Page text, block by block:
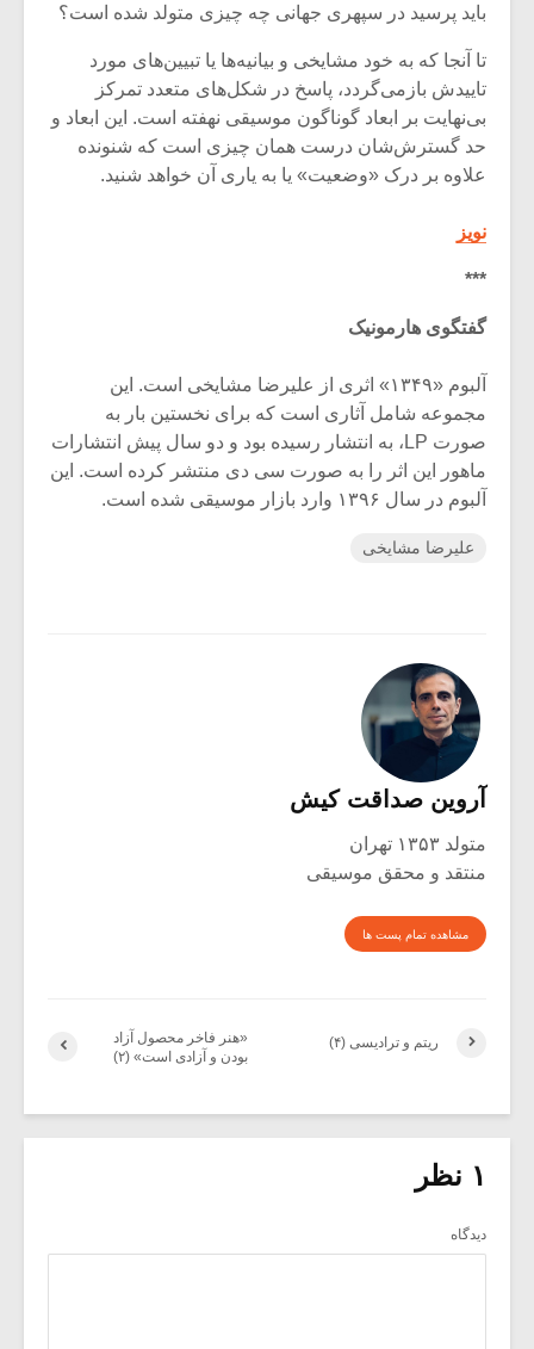
باید پرسید در سپهری جهانی چه چیزی متولد شده است؟
تا آنجا که به خود مشایخی و بیانیه‌ها یا تبیین‌های مورد
تاییدش بازمی‌گردد، پاسخ در شکل‌های متعدد تمرکز
بی‌نهایت بر ابعاد گوناگون موسیقی نهفته است. این ابعاد و
حد گسترش‌شان درست همان چیزی است که شنونده
علاوه بر درک «وضعیت» یا به یاری آن خواهد شنید.
نویز
***
گفتگوی هارمونیک
آلبوم «۱۳۴۹» اثری از علیرضا مشایخی است. این
مجموعه شامل آثاری است که برای نخستین بار به
صورت LP، به انتشار رسیده بود و دو سال پیش انتشارات
ماهور این اثر را به صورت سی دی منتشر کرده است. این
آلبوم در سال ۱۳۹۶ وارد بازار موسیقی شده است.
علیرضا مشایخی
آروین صداقت کیش
متولد ۱۳۵۳ تهران
منتقد و محقق موسیقی
مشاهده تمام پست ها
«هنر فاخر محصول آزاد
بودن و آزادی است» (۲)
ریتم و ترادیسی (۴)
۱ نظر
دیدگاه